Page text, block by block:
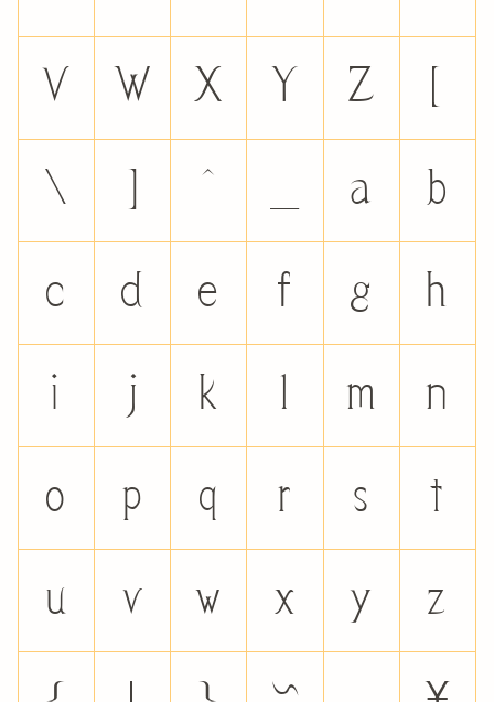
V W X Y Z
\ a b
c d e f g h
i j k l m n
o p q r s t
u v w x y z